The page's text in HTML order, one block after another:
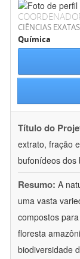
CIÊNCIAS
Química
Título do
extrato, fração
bufonídeos dos
Resumo: A
uma vasta
compostos
floresta
biodiversidade